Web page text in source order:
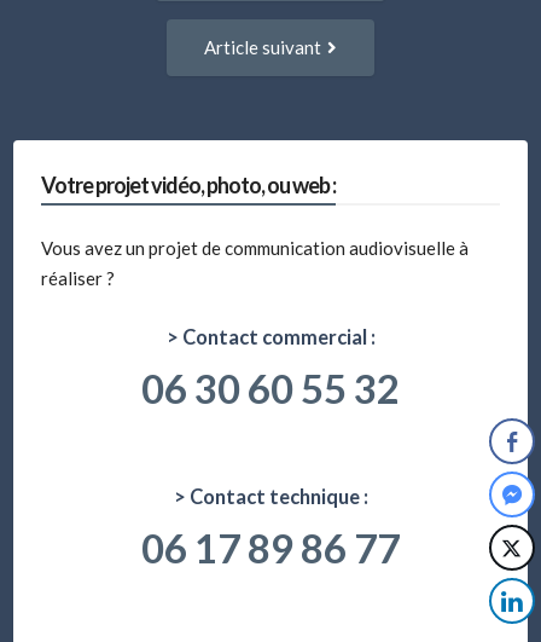
Article suivant
Votre projet vidéo, photo, ou web :
Vous avez un projet de communication audiovisuelle à
réaliser ?
> Contact commercial :
06 30 60 55 32
> Contact technique :
06 17 89 86 77